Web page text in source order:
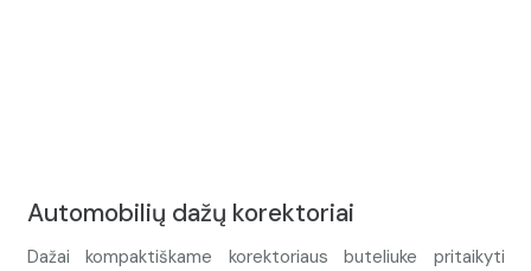
Automobilių dažų korektoriai
Dažai kompaktiškame korektoriaus buteliuke pritaikyti